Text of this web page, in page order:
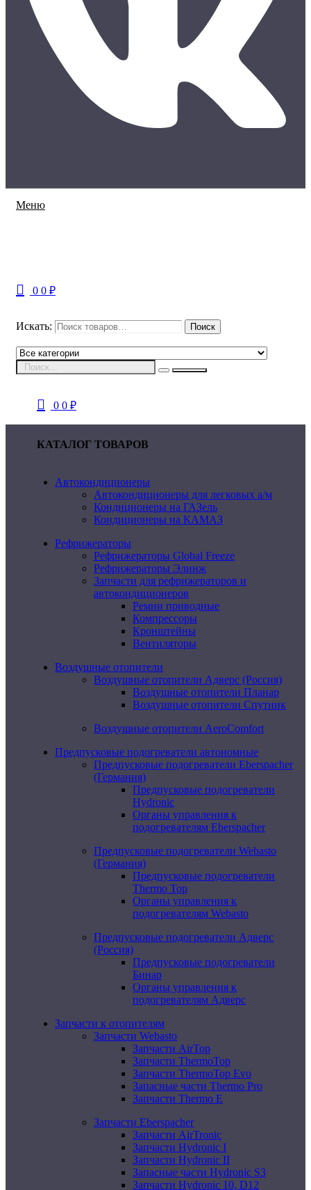
Меню
0 0 ₽
Искать: Поиск
0 0 ₽
КАТАЛОГ ТОВАРОВ
Автокондиционеры
Автокондиционеры для легковых а/м
Кондиционеры на ГАЗель
Кондиционеры на КАМАЗ
Рефрижераторы
Рефрижераторы Global Freeze
Рефрижераторы Элинж
Запчасти для рефрижераторов и
автокондиционеров
Ремни приводные
Компрессоры
Кронштейны
Вентиляторы
Воздушные отопители
Воздушные отопители Адверс (Россия)
Воздушные отопители Планар
Воздушные отопители Спутник
Воздушные отопители AeroComfort
Предпусковые подогреватели автономные
Предпусковые подогреватели Eberspacher
(Германия)
Предпусковые подогреватели
Hydronic
Органы управления к
подогревателям Eberspacher
Предпусковые подогреватели Webasto
(Германия)
Предпусковые подогреватели
Thermo Top
Органы управления к
подогревателям Webasto
Предпусковые подогреватели Адверс
(Россия)
Предпусковые подогреватели
Бинар
Органы управления к
подогревателям Адверс
Запчасти к отопителям
Запчасти Webasto
Запчасти AirTop
Запчасти ThermoTop
Запчасти ThermoTop Evo
Запасные части Thermo Pro
Запчасти Thermo E
Запчасти Eberspacher
Запчасти AirTronic
Запчасти Hydronic I
Запчасти Hydronic II
Запасные части Hydronic S3
Запчасти Hydronic 10, D12